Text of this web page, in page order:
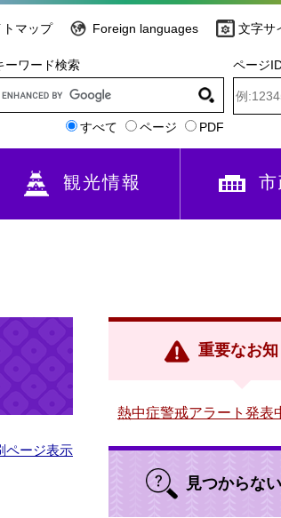
トマップ Foreign languages 文字サ
ーワード検索
すべて ページ PDF
ページ
観光情報 市
ページ表示
重要なお
熱中症警戒アラート発表
見つからな